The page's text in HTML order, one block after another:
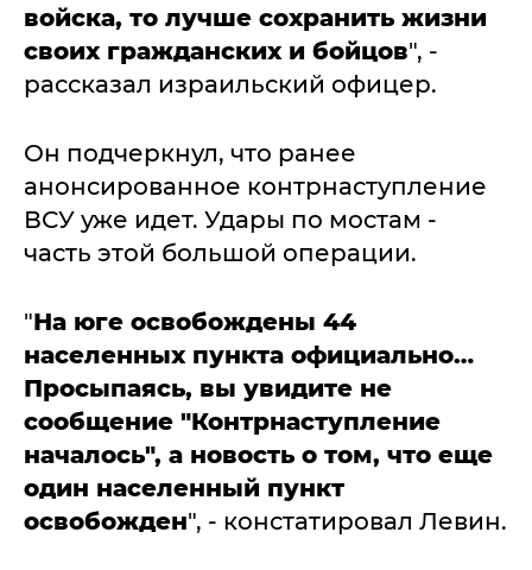
войска, то лучше сохранить жизни
своих гражданских и бойцов", -
рассказал израильский офицер.
Он подчеркнул, что ранее
анонсированное контрнаступление
ВСУ уже идет. Удары по мостам -
часть этой большой операции.
"На юге освобождены 44
населенных пункта официально…
Просыпаясь, вы увидите не
сообщение "Контрнаступление
началось", а новость о том, что еще
один населенный пункт
освобожден", - констатировал Левин.